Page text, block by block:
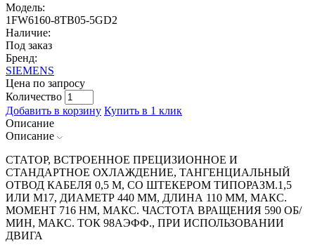
Модель:
1FW6160-8TB05-5GD2
Наличие:
Под заказ
Бренд:
SIEMENS
Цена по запросу
Количество
Добавить в корзину Купить в 1 клик
Описание
Описание
СТАТОР, ВСТРОЕННОЕ ПРЕЦИЗИОННОЕ И
СТАНДАРТНОЕ ОХЛАЖДЕНИЕ, ТАНГЕНЦИАЛЬНЫЙ
ОТВОД КАБЕЛЯ 0,5 М, СО ШТЕКЕРОМ ТИПОРАЗМ.1,5
ИЛИ M17, ДИАМЕТР 440 ММ, ДЛИНА 110 ММ, МАКС.
МОМЕНТ 716 HM, МАКС. ЧАСТОТА ВРАЩЕНИЯ 590 ОБ/
МИН, МАКС. ТОК 98АЭФФ., ПРИ ИСПОЛЬЗОВАНИИ
ДВИГА